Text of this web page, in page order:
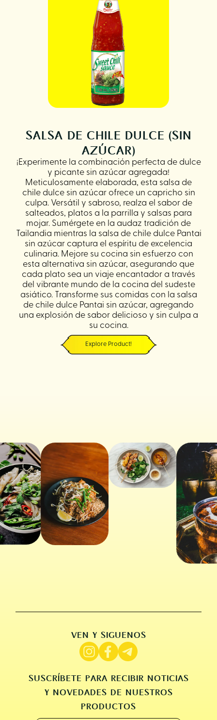
SALSA DE CHILE DULCE (SIN
AZÚCAR)
¡Experimente la combinación perfecta de dulce
y picante sin azúcar agregada!
Meticulosamente elaborada, esta salsa de
chile dulce sin azúcar ofrece un capricho sin
culpa. Versátil y sabroso, realza el sabor de
salteados, platos a la parrilla y salsas para
mojar. Sumérgete en la audaz tradición de
Tailandia mientras la salsa de chile dulce Pantai
sin azúcar captura el espíritu de excelencia
culinaria. Mejore su cocina sin esfuerzo con
esta alternativa sin azúcar, asegurando que
cada plato sea un viaje encantador a través
del vibrante mundo de la cocina del sudeste
asiático. Transforme sus comidas con la salsa
de chile dulce Pantai sin azúcar, agregando
una explosión de sabor delicioso y sin culpa a
su cocina.
Explore Product!
VEN Y SIGUENOS
SUSCRÍBETE PARA RECIBIR NOTICIAS
Y NOVEDADES DE NUESTROS
PRODUCTOS